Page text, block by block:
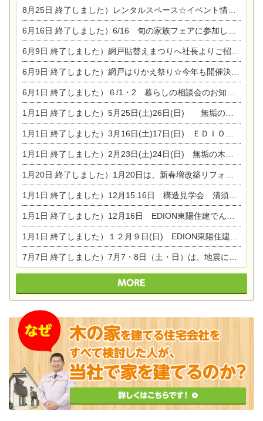
8月25日 終了しました）レンタルスペース☆イベント情報☆チャイルドアロマセラピスト
6月16日 終了しました）6/16 旬の家族フェアに参加します☆
6月9日 終了しました）網戸貼替えまつりへ社長よりご招待です♪
6月9日 終了しました）網戸はりかえ祭り☆今年も開催決定！
6月1日 終了しました）６/1・2 暮らしの相談会のお知らせ
1月1日 終了しました）5月25日(土)26日(日) 無垢の木の家体感見学会開催☆
1月1日 終了しました）3月16日(土)17日(日) ＥＤＩＯＮ東陽住建でんき館 総決算まつり
1月1日 終了しました）2月23日(土)24日(日) 無垢の木の家 完成見学会
1月20日 終了しました）1月20日は、新春増改築リフォームまつり＆家の修理祭り＆家電まつりです。
1月1日 終了しました）12月15.16日 構造見学会 清須市西枇杷島町弁天
1月1日 終了しました）12月16日 EDION東陽住建でんき OPEN第二弾イベント！！
1月1日 終了しました）１２月９日(日) EDION東陽住建でんき館プレＯＰＥＮ！＆家の修理まつり
7月7日 終了しました）7月7・8日（土・日）は、地震に強くて安心！暮らしを楽しむ東濃ひのきの平屋の家体験見学会を開催します。ぜひお越しください。